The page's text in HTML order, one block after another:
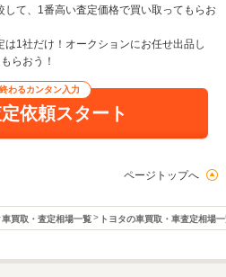
して、1番高い査定価格で買い取ってもらお
は1社だけ！オークションにお任せ出品し
らおう！
わるカンタン入力
依頼スタート
ページトップへ
車買取・査定相場一覧 トヨタの車買取・車査定相場